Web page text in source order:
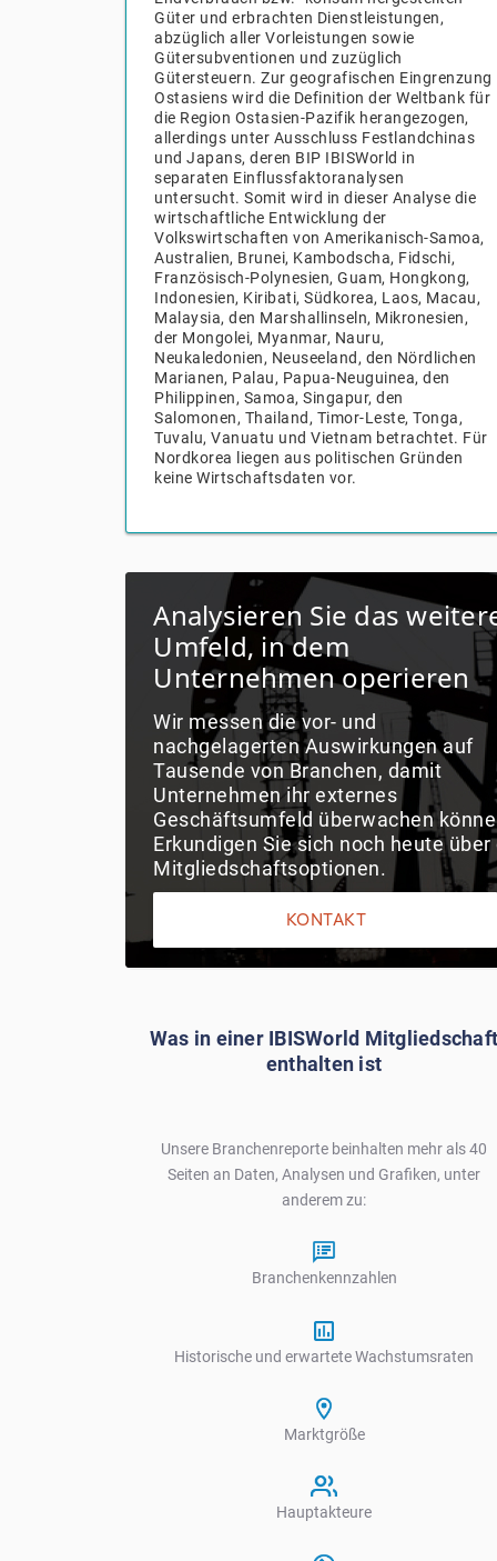
Güter und erbrachten Dienstleistungen,
abzüglich aller Vorleistungen sowie
Gütersubventionen und zuzüglich
Gütersteuern. Zur geografischen Eingrenzung
Ostasiens wird die Definition der Weltbank für
die Region Ostasien-Pazifik herangezogen,
allerdings unter Ausschluss Festlandchinas
und Japans, deren BIP IBISWorld in
separaten Einflussfaktoranalysen
untersucht. Somit wird in dieser Analyse die
wirtschaftliche Entwicklung der
Volkswirtschaften von Amerikanisch-Samoa,
Australien, Brunei, Kambodscha, Fidschi,
Französisch-Polynesien, Guam, Hongkong,
Indonesien, Kiribati, Südkorea, Laos, Macau,
Malaysia, den Marshallinseln, Mikronesien,
der Mongolei, Myanmar, Nauru,
Neukaledonien, Neuseeland, den Nördlichen
Marianen, Palau, Papua-Neuguinea, den
Philippinen, Samoa, Singapur, den
Salomonen, Thailand, Timor-Leste, Tonga,
Tuvalu, Vanuatu und Vietnam betrachtet. Für
Nordkorea liegen aus politischen Gründen
keine Wirtschaftsdaten vor.
Analysieren Sie das
Umfeld, in dem
Unternehmen operieren
Wir messen die vor- und
nachgelagerten Auswirkungen auf
Tausende von Branchen, damit
Unternehmen ihr externes
Geschäftsumfeld überwachen
Erkundigen Sie sich noch heute über
Mitgliedschaftsoptionen.
KONTAKT
Was in einer IBISWorld Mitgliedschaft
enthalten ist
Unsere Branchenreporte beinhalten mehr als 40
Seiten an Daten, Analysen und Grafiken, unter
anderem zu:
Branchenkennzahlen
Historische und erwartete Wachstumsraten
Marktgröße
Hauptakteure